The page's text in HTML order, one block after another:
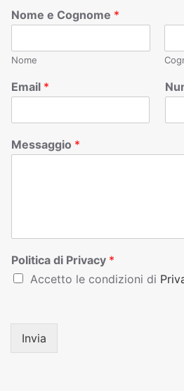
Nome e Cognome *
Nome
Email *
Messaggio *
Politica di Privacy *
Accetto le condizioni di
Invia